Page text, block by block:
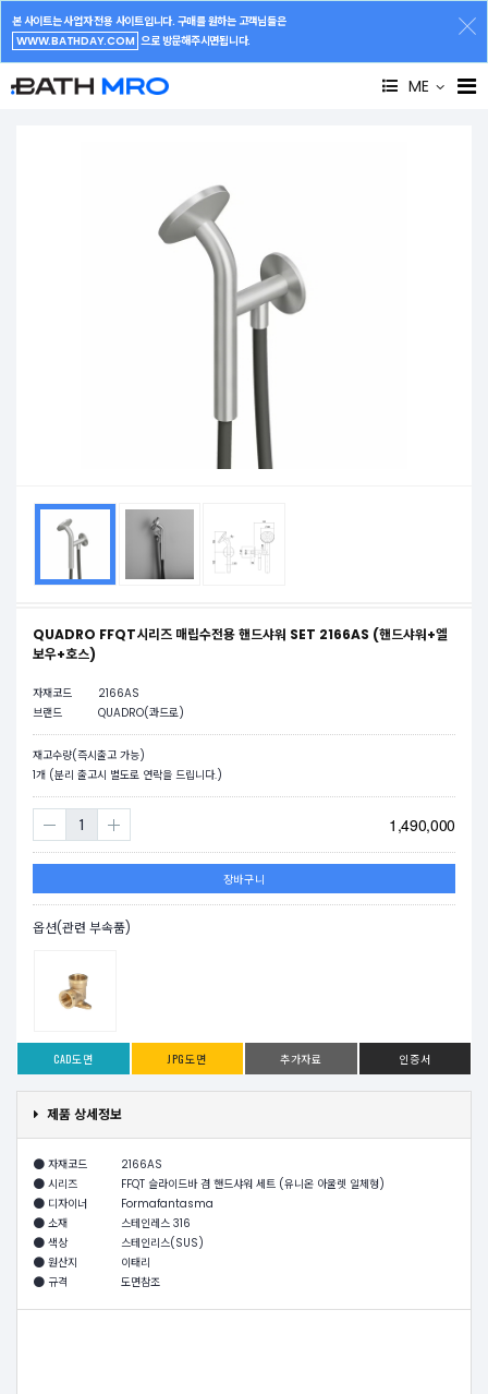
본 사이트는 사업자 전용 사이트입니다. 구매를 원하는 고객님들은
WWW.BATHDAY.COM 으로 방문해주시면됩니다.
ME
QUADRO FFQT시리즈 매립수전용 핸드샤워 SET 2166AS (핸드샤워+엘
보우+호스)
자재코드
2166AS
브랜드
QUADRO(콰드로)
재고수량(즉시출고 가능)
1개 (분리 출고시 별도로 연락을 드립니다.)
1,490,000
장바구니
옵션(관련 부속품)
CAD도면 JPG도면 추가자료 인증서
제품 상세정보
자재코드
2166AS
시리즈
FFQT 슬라이드바 겸 핸드샤워 세트 (유니온 아울렛 일체형)
디자이너
Formafantasma
소재
스테인레스 316
색상
스테인리스(SUS)
원산지
이태리
규격
도면참조